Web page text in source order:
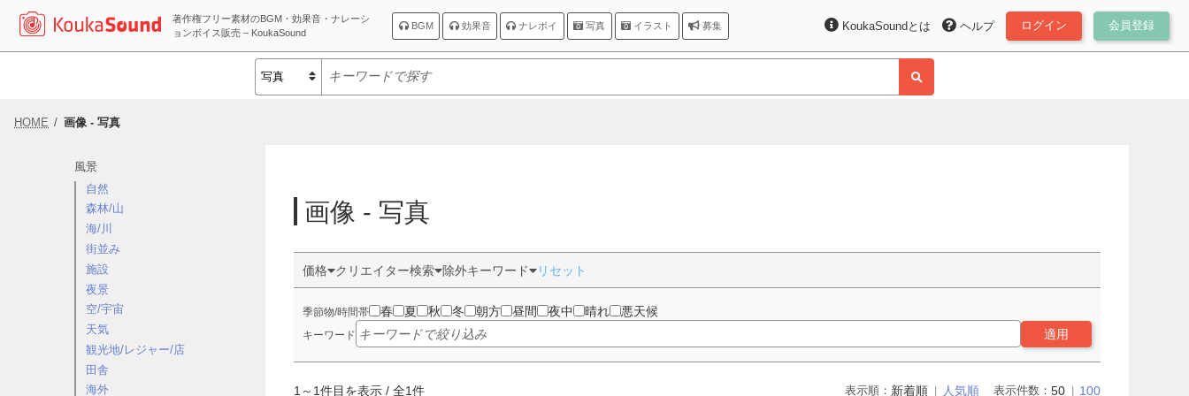
著作権フリー素材のBGM・効果音・ナレーシ
ョンボイス販売 – KoukaSound
BGM 効果音 ナレボイ 写真 イラスト 募集 ログイン 会員登録
ヘルプ
KoukaSoundとは
HOME 画像 - 写真
風景
自然
森林/山
海/川
街並み
施設
夜景
空/宇宙
天気
観光地/レジャー/店
田舎
海外
画像 - 写真
価格 クリエイター検索 除外キーワード リセット
季節物/時間帯 春 夏 秋 冬 朝方 昼間 夜中 晴れ 悪天候
キーワード 適用
1 ～ 1件目を表示 / 全1件 表示順： 新着順 人気順 表示件数：50 100